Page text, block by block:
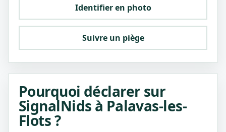
Identifier en photo
Suivre un piège
Pourquoi déclarer sur
SignalNids à Palavas-les-
Flots ?